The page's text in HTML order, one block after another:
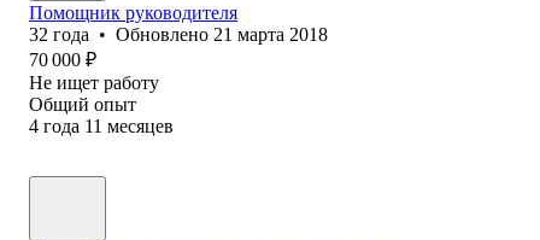
Помощник руководителя
32 года • Обновлено 21 марта 2018
70 000 ₽
Не ищет работу
Общий опыт
4 года 11 месяцев